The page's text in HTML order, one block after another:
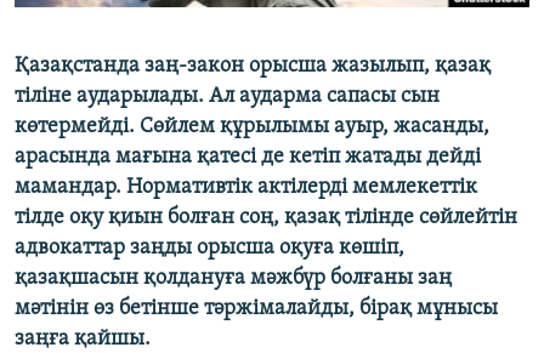
Басқа тілдерде
Қазақстанда заң-закон орысша жазылып, қазақ
тіліне аударылады. Ал аударма сапасы сын
көтермейді. Сөйлем құрылымы ауыр, жасанды,
арасында мағына қатесі де кетіп жатады дейді
мамандар. Нормативтік актілерді мемлекеттік
тілде оқу қиын болған соң, қазақ тілінде сөйлейтін
адвокаттар заңды орысша оқуға көшіп,
қазақшасын қолдануға мәжбүр болғаны заң
мәтінін өз бетінше тәржімалайды, бірақ мұнысы
заңға қайшы.